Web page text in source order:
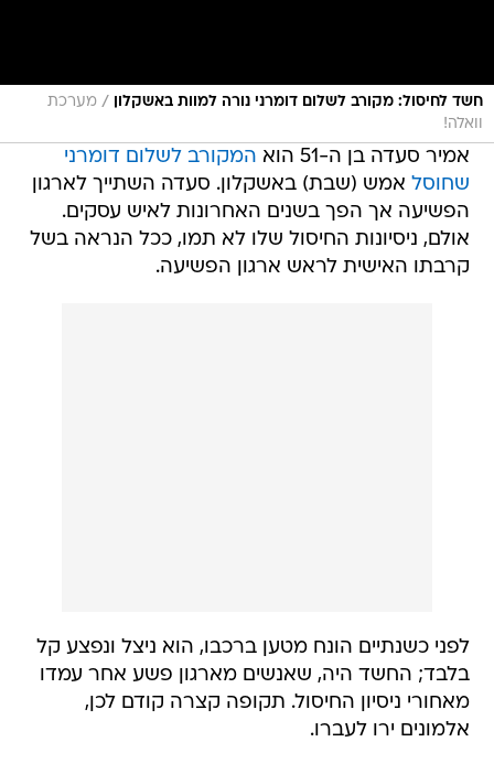
חשד לחיסול: מקורב לשלום דומרני נורה למוות באשקלון / מערכת
וואלה!
אמיר סעדה בן ה-51 הוא
המקורב לשלום דומרני
שחוסל אמש (שבת) באשקלון. סעדה השתייך לארגון
הפשיעה אך הפך בשנים האחרונות לאיש עסקים.
אולם, ניסיונות החיסול שלו לא תמו, ככל הנראה בשל
קרבתו האישית לראש ארגון הפשיעה.
לפני כשנתיים הונח מטען ברכבו, הוא ניצל ונפצע קל
בלבד; החשד היה, שאנשים מארגון פשע אחר עמדו
מאחורי ניסיון החיסול. תקופה קצרה קודם לכן,
אלמונים ירו לעברו.